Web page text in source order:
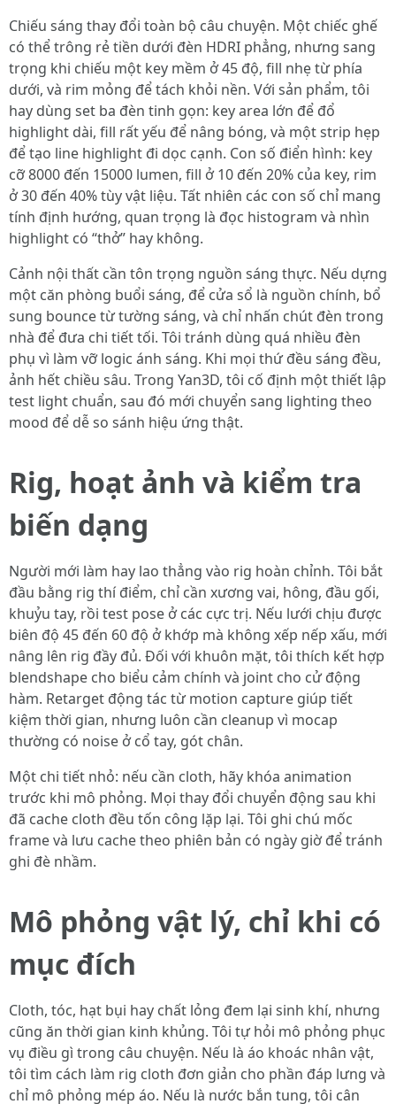
Chiếu sáng thay đổi toàn bộ câu chuyện. Một chiếc ghế
có thể trông rẻ tiền dưới đèn HDRI phẳng, nhưng sang
trọng khi chiếu một key mềm ở 45 độ, fill nhẹ từ phía
dưới, và rim mỏng để tách khỏi nền. Với sản phẩm, tôi
hay dùng set ba đèn tinh gọn: key area lớn để đổ
highlight dài, fill rất yếu để nâng bóng, và một strip hẹp
để tạo line highlight đi dọc cạnh. Con số điển hình: key
cỡ 8000 đến 15000 lumen, fill ở 10 đến 20% của key, rim
ở 30 đến 40% tùy vật liệu. Tất nhiên các con số chỉ mang
tính định hướng, quan trọng là đọc histogram và nhìn
highlight có “thở” hay không.
Cảnh nội thất cần tôn trọng nguồn sáng thực. Nếu dựng
một căn phòng buổi sáng, để cửa sổ là nguồn chính, bổ
sung bounce từ tường sáng, và chỉ nhấn chút đèn trong
nhà để đưa chi tiết tối. Tôi tránh dùng quá nhiều đèn
phụ vì làm vỡ logic ánh sáng. Khi mọi thứ đều sáng đều,
ảnh hết chiều sâu. Trong Yan3D, tôi cố định một thiết lập
test light chuẩn, sau đó mới chuyển sang lighting theo
mood để dễ so sánh hiệu ứng thật.
Rig, hoạt ảnh và kiểm tra
biến dạng
Người mới làm hay lao thẳng vào rig hoàn chỉnh. Tôi bắt
đầu bằng rig thí điểm, chỉ cần xương vai, hông, đầu gối,
khuỷu tay, rồi test pose ở các cực trị. Nếu lưới chịu được
biên độ 45 đến 60 độ ở khớp mà không xếp nếp xấu, mới
nâng lên rig đầy đủ. Đối với khuôn mặt, tôi thích kết hợp
blendshape cho biểu cảm chính và joint cho cử động
hàm. Retarget động tác từ motion capture giúp tiết
kiệm thời gian, nhưng luôn cần cleanup vì mocap
thường có noise ở cổ tay, gót chân.
Một chi tiết nhỏ: nếu cần cloth, hãy khóa animation
trước khi mô phỏng. Mọi thay đổi chuyển động sau khi
đã cache cloth đều tốn công lặp lại. Tôi ghi chú mốc
frame và lưu cache theo phiên bản có ngày giờ để tránh
ghi đè nhầm.
Mô phỏng vật lý, chỉ khi có
mục đích
Cloth, tóc, hạt bụi hay chất lỏng đem lại sinh khí, nhưng
cũng ăn thời gian kinh khủng. Tôi tự hỏi mô phỏng phục
vụ điều gì trong câu chuyện. Nếu là áo khoác nhân vật,
tôi tìm cách làm rig cloth đơn giản cho phần đáp lưng và
chỉ mô phỏng mép áo. Nếu là nước bắn tung, tôi cân